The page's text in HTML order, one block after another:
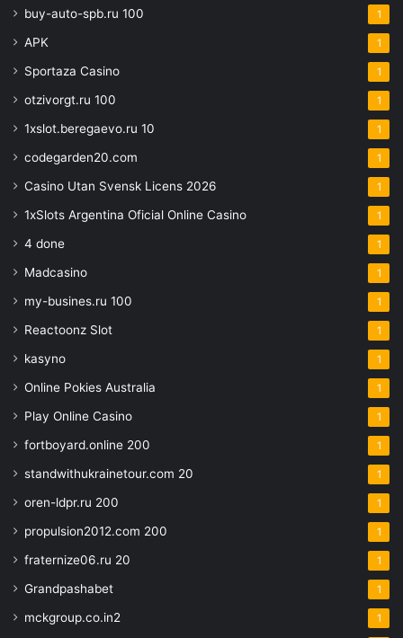
buy-auto-spb.ru 100 1
APK 1
Sportaza Casino 1
otzivorgt.ru 100 1
1xslot.beregaevo.ru 10 1
codegarden20.com 1
Casino Utan Svensk Licens 2026 1
1xSlots Argentina Oficial Online Casino 1
4 done 1
Madcasino 1
my-busines.ru 100 1
Reactoonz Slot 1
kasyno 1
Online Pokies Australia 1
Play Online Casino 1
fortboyard.online 200 1
standwithukrainetour.com 20 1
oren-ldpr.ru 200 1
propulsion2012.com 200 1
fraternize06.ru 20 1
Grandpashabet 1
mckgroup.co.in2 1